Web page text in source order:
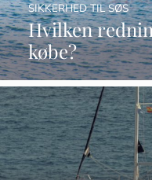
Hvilken
købe?
SIKKERHED TIL SØS